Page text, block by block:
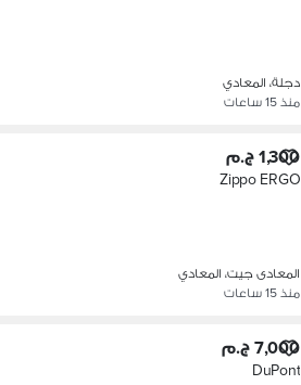
دجلة، المعادي
منذ 15 ساعات
1,300 ج.م
Zippo ERGO
المعادى جيت، المعادي
منذ 15 ساعات
7,000 ج.م
DuPont